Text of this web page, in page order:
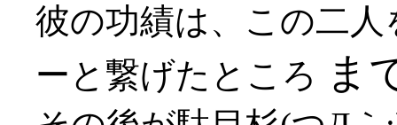
彼の功績は、この二
ーと繋げたところ ま